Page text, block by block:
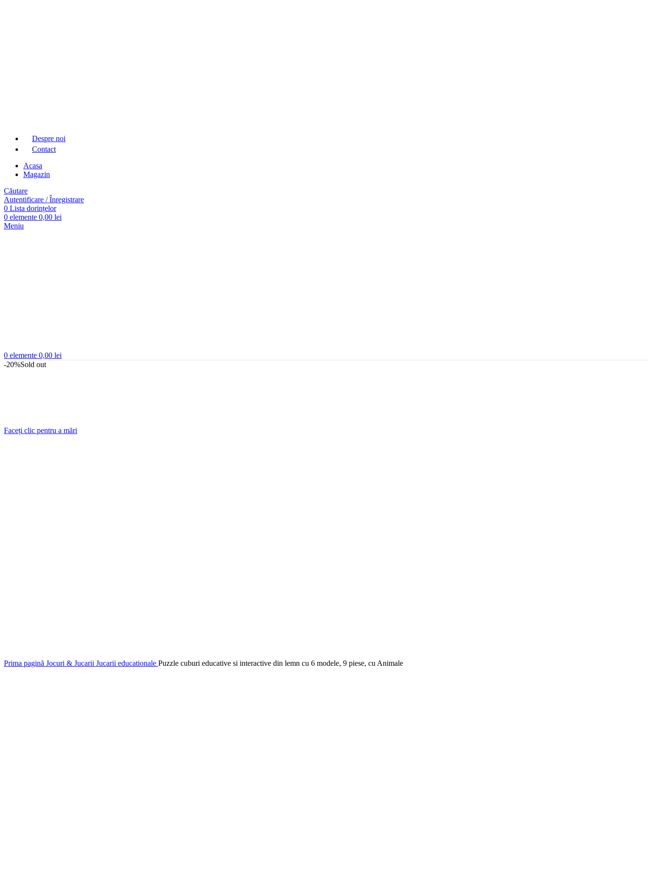
Despre noi
Contact
Acasa
Magazin
Căutare
Autentificare / Înregistrare
0 Lista dorințelor
0 elemente 0,00 lei
Meniu
0 elemente 0,00 lei
-20%Sold out
Faceți clic pentru a mări
Prima pagină Jocuri & Jucarii Jucarii educationale Puzzle cuburi educative si interactive din lemn cu 6 modele, 9 piese, cu Animale